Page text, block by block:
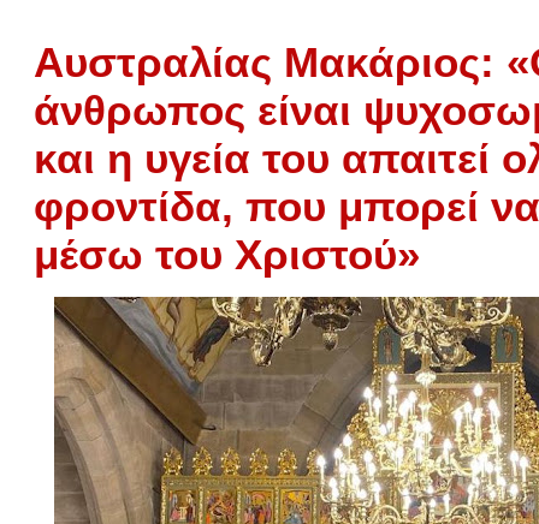
Αυστραλίας Μακάριος:
άνθρωπος είναι
και η υγεία του απαιτεί
φροντίδα, που μπορεί να
μέσω του Χριστού»